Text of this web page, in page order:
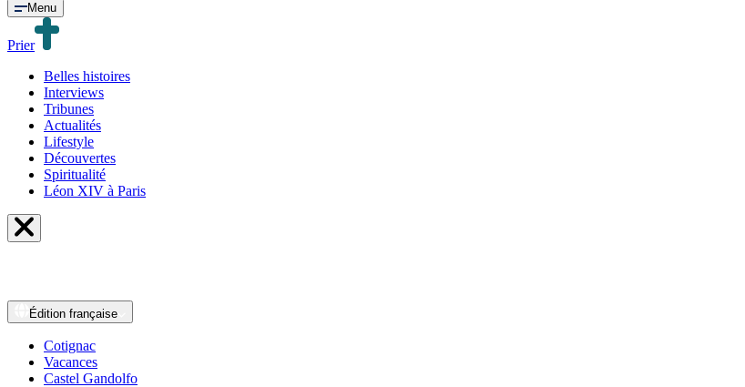
Menu
Prier
Belles histoires
Interviews
Tribunes
Actualités
Lifestyle
Découvertes
Spiritualité
Léon XIV à Paris
Édition française
Cotignac
Vacances
Castel Gandolfo